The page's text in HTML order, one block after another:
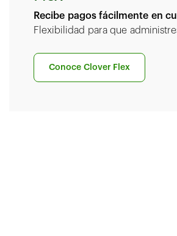
Recibe pagos fácilmente en
Flexibilidad para que
Conoce Clover Flex